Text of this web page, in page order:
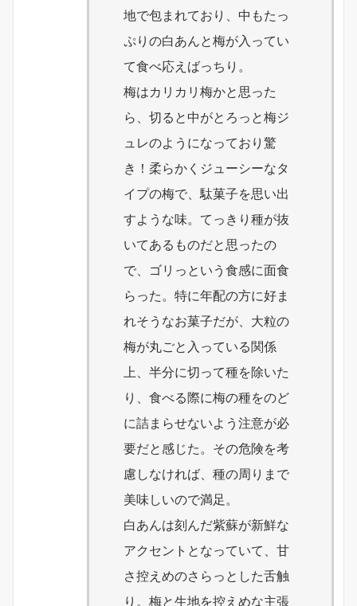
地で包まれており、中もたっ
ぷりの白あんと梅が入ってい
て食べ応えばっちり。
梅はカリカリ梅かと思った
ら、切ると中がとろっと梅ジ
ュレのようになっており驚
き！柔らかくジューシーなタ
イプの梅で、駄菓子を思い出
すような味。てっきり種が抜
いてあるものだと思ったの
で、ゴリっという食感に面食
らった。特に年配の方に好ま
れそうなお菓子だが、大粒の
梅が丸ごと入っている関係
上、半分に切って種を除いた
り、食べる際に梅の種をのど
に詰まらせないよう注意が必
要だと感じた。その危険を考
慮しなければ、種の周りまで
美味しいので満足。
白あんは刻んだ紫蘇が新鮮な
アクセントとなっていて、甘
さ控えめのさらっとした舌触
り。梅と生地を控えめな主張